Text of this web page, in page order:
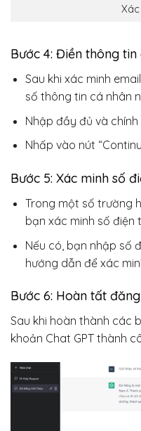
Bước 4: Điền thông tin
Sau khi xác minh
số thông tin cá nhân
Nhập đầy đủ và
Nhấp vào nút
Bước 5: Xác minh số
Trong một số trường
bạn xác minh số điện
Nếu có, bạn nhập số
hướng dẫn để xác
Bước 6: Hoàn tất
Sau khi hoàn thành các
khoản Chat GPT thành